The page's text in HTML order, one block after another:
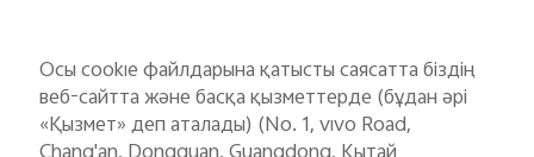
Осы cookie файлдарына қатысты саясатта біздің
веб-сайтта және басқа қызметтерде (бұдан әрі
«Қызмет» деп аталады) (No. 1, vivo Road,